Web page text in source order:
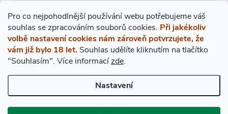
Pro co nejpohodlnější používání webu potřebujeme váš
souhlas se zpracováním souborů cookies. Při jakékoliv
volbě nastavení cookies nám zároveň potvrzujete, že
vám již bylo 18 let. Souhlas udělíte kliknutím na tlačítko
"Souhlasím". Více informacízde.
Nastavení
Popis produktu
DETAILNÍ POPIS PRODUKTU
Ročníkové víno 1957
Hladina v láhvi: VTS (zcela nejvyšší ramena)
Stav etikety: dobrá (viz. obrázek -orientační, může se lehce lišit)